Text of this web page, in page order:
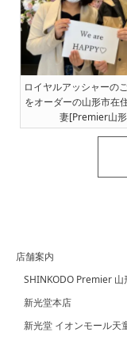
ロイヤルアッシャーの
をオーダーの山形市在
妻[Premier山
店舗案内
SHINKODO Premier 山
新光堂本店
新光堂 イオンモール天